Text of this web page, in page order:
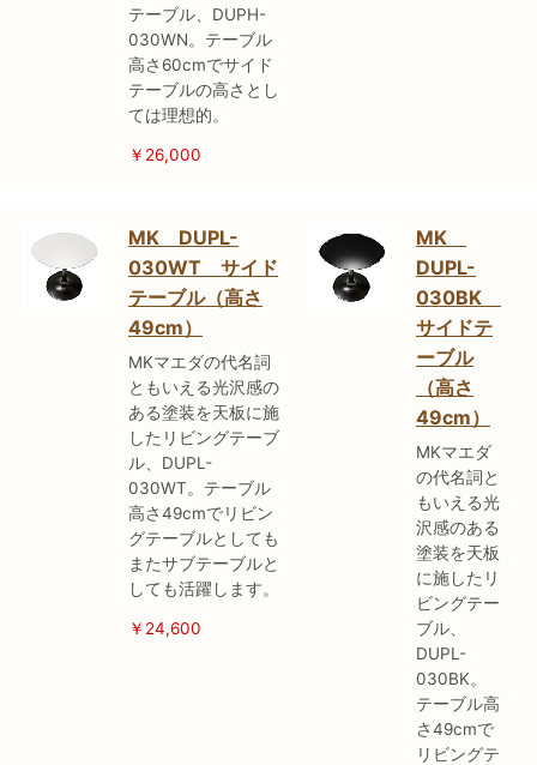
テーブル、DUPH-
030WN。テーブル
高さ60cmでサイド
テーブルの高さとし
ては理想的。
￥26,000
MK DUPL-
030WT サイド
テーブル（高さ
49cm）
MKマエダの代名詞
ともいえる光沢感の
ある塗装を天板に施
したリビングテーブ
ル、DUPL-
030WT。テーブル
高さ49cmでリビン
グテーブルとしても
またサブテーブルと
しても活躍します。
￥24,600
MK
DUPL-
030BK
サイドテ
ーブル
（高さ
49cm）
MKマエダ
の代名詞と
もいえる光
沢感のある
塗装を天板
に施したリ
ビングテー
ブル、
DUPL-
030BK。
テーブル高
さ49cmで
リビングテ